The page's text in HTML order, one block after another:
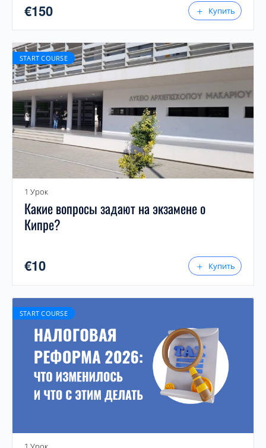
€150 Купить
START COURSE
1 Урок
Какие вопросы задают на экзамене о
Кипре?
€10 Купить
START COURSE